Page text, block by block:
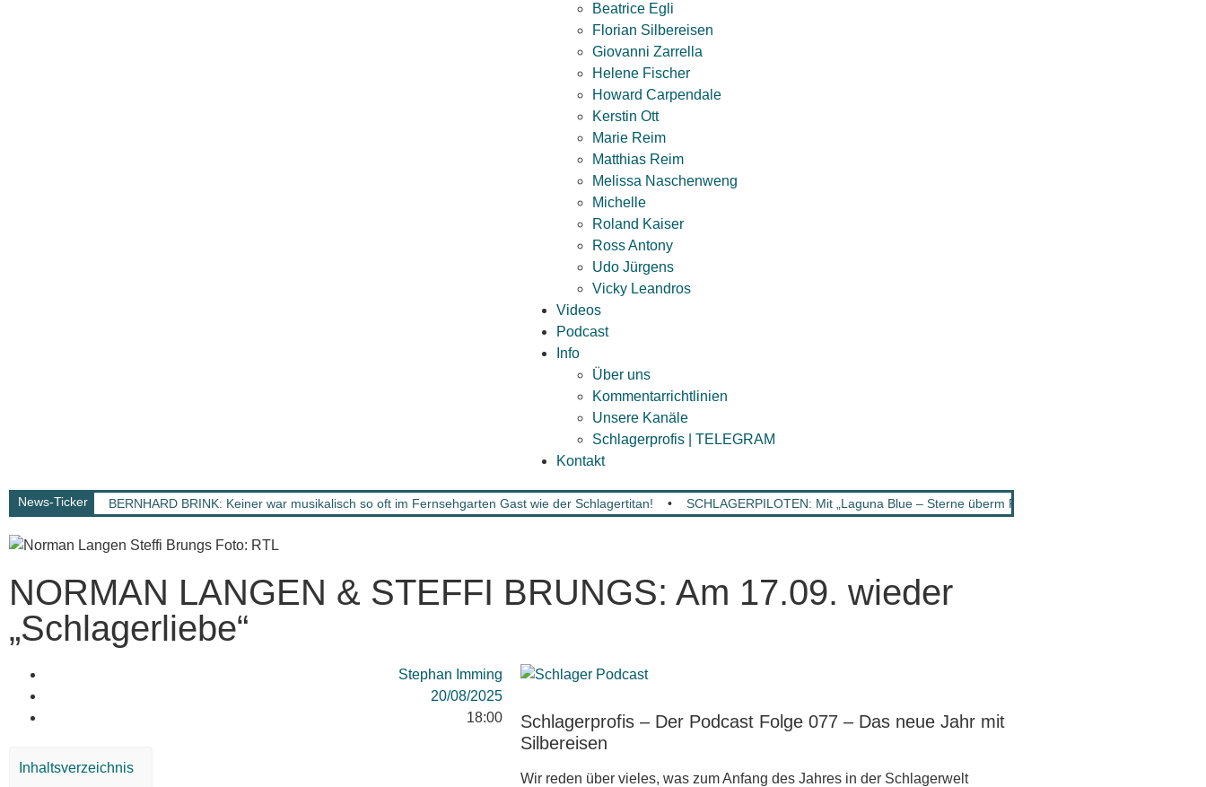
Beatrice Egli
Florian Silbereisen
Giovanni Zarrella
Helene Fischer
Howard Carpendale
Kerstin Ott
Marie Reim
Matthias Reim
Melissa Naschenweng
Michelle
Roland Kaiser
Ross Antony
Udo Jürgens
Vicky Leandros
Videos
Podcast
Info
Über uns
Kommentarrichtlinien
Unsere Kanäle
Schlagerprofis | TELEGRAM
Kontakt
News-Ticker BERNHARD BRINK: Keiner war musikalisch so oft im Fernsehgarten Gast wie der Schlagertitan! • SCHLAGERPILOTEN: Mit „Laguna Blue – Sterne überm Paradies“ geht die musikalische
NORMAN LANGEN & STEFFI BRUNGS: Am 17.09. wieder
„Schlagerliebe“
Stephan Imming
20/08/2025
18:00
Inhaltsverzeichnis
Schlagerprofis – Der Podcast Folge 077 – Das neue Jahr mit
Silbereisen
Wir reden über vieles, was zum Anfang des Jahres in der Schlagerwelt